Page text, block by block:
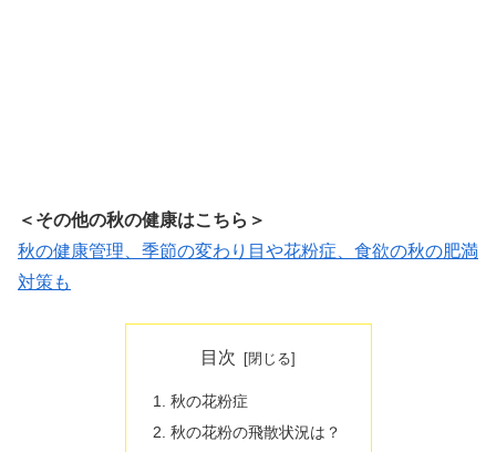
＜その他の秋の健康はこちら＞
秋の健康管理、季節の変わり目や花粉症、食欲の秋の肥満
対策も
目次
秋の花粉症
秋の花粉の飛散状況は？